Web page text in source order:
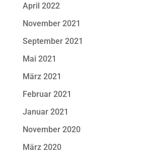
April 2022
November 2021
September 2021
Mai 2021
März 2021
Februar 2021
Januar 2021
November 2020
März 2020